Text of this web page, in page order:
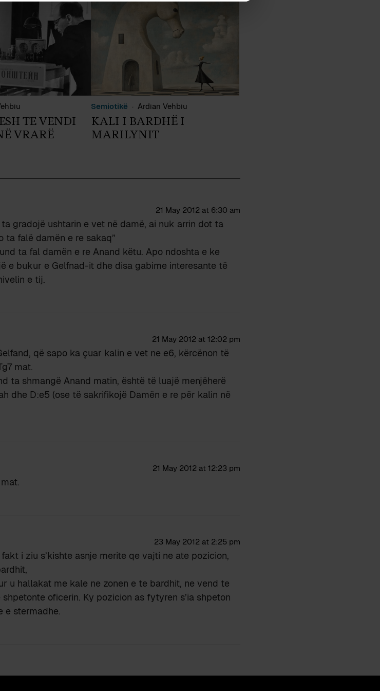
TE VENDI
VRARË
Semiotikë Ardian Vehbiu
KALI I BARDHË I
MARILYNIT
21 May 2012 at 6:30 am
gradojë ushtarin e vet në damë, ai nuk arrin dot ta
ta falë damën e re sakaq”
ta fal damën e re Anand këtu. Apo ndoshta e ke
e bukur e Gelfnad-it dhe disa gabime interesante të
e tij.
21 May 2012 at 12:02 pm
që sapo ka çuar kalin e vet ne e6, kërcënon të
mat.
ta shmangë Anand matin, është të luajë menjëherë
dhe D:e5 (ose të sakrifikojë Damën e re për kalin në
21 May 2012 at 12:23 pm
23 May 2012 at 2:25 pm
i ziu s’kishte asnje merite qe vajti ne ate pozicion,
u hallakat me kale ne zonen e te bardhit, ne vend te
oficerin. Ky pozicion as fytyren s’ia shpeton
e stermadhe.